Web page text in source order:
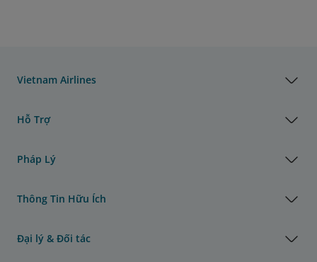
Vietnam Airlines
Hỗ Trợ
Pháp Lý
Thông Tin Hữu Ích
Đại lý & Đối tác